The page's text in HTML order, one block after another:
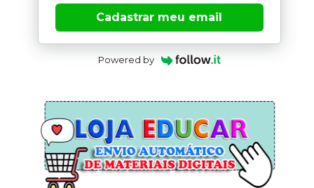
Cadastrar meu email
Powered by